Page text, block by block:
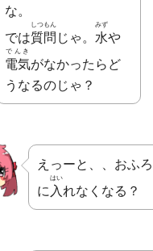
な。
では質問
しつもん
じゃ。 水
みず
や
電気
でんき
がなかったらど
うなるのじゃ？
えっーと、、おふろ
に入
はい
れなくなる？